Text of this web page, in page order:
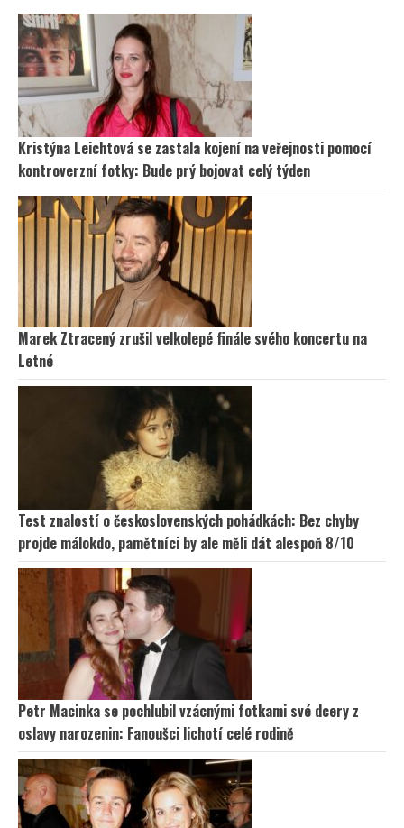
Kristýna Leichtová se zastala kojení na veřejnosti pomocí
kontroverzní fotky: Bude prý bojovat celý týden
Marek Ztracený zrušil velkolepé finále svého koncertu na
Letné
Test znalostí o československých pohádkách: Bez chyby
projde málokdo, pamětníci by ale měli dát alespoň 8/10
Petr Macinka se pochlubil vzácnými fotkami své dcery z
oslavy narozenin: Fanoušci lichotí celé rodině